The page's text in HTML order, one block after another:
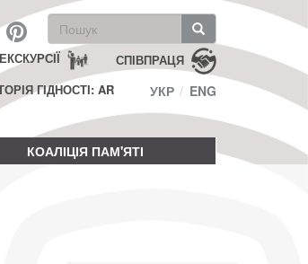
Пошукова
форма
Пошук СПІВПРАЦЯ
ЕКСКУРСІЇ
ГІДНОСТІ: AR
УКР ENG
КОАЛІЦІЯ ПАМ'ЯТІ